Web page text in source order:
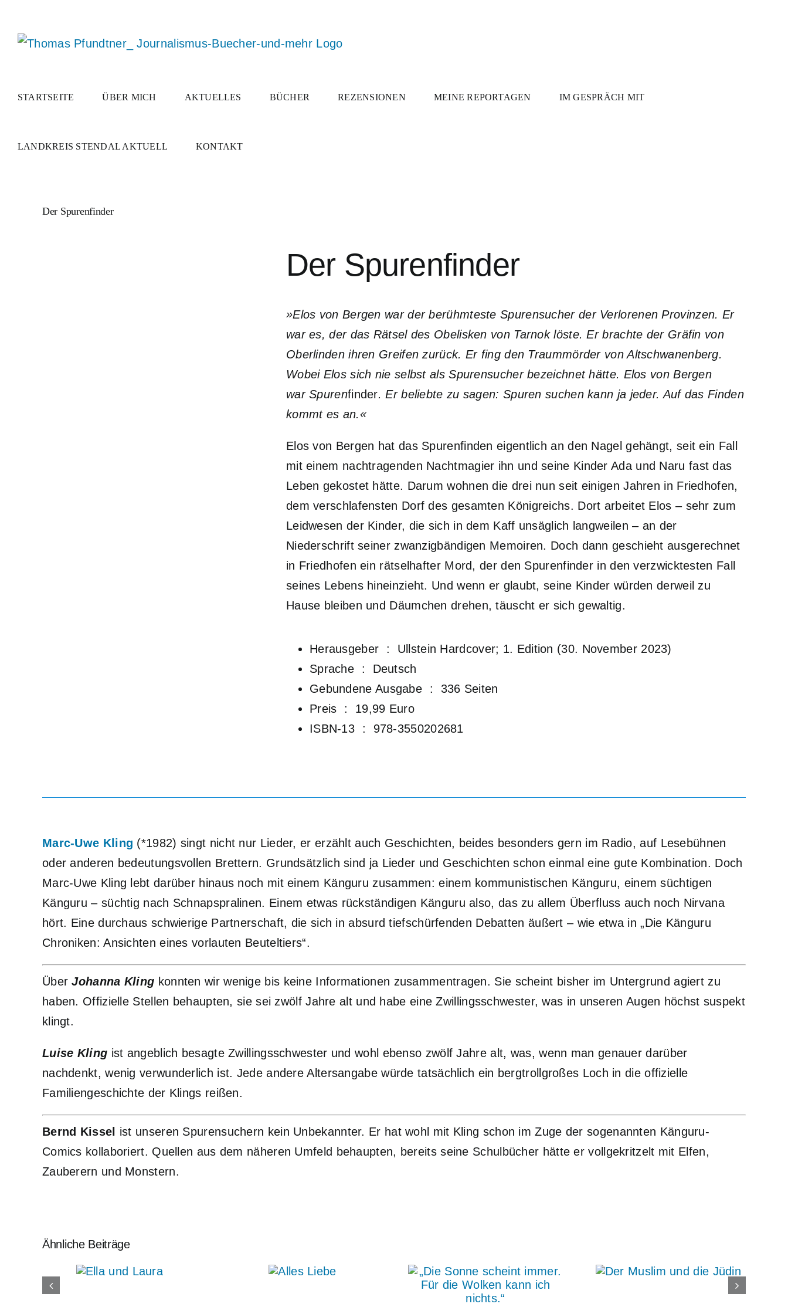
springen
STARTSEITE ÜBER MICH AKTUELLES BÜCHER REZENSIONEN MEINE REPORTAGEN IM GESPRÄCH MIT
LANDKREIS STENDAL AKTUELL KONTAKT
Der Spurenfinder
Der Spurenfinder
»Elos von Bergen war der berühmteste Spurensucher der Verlorenen Provinzen. Er
war es, der das Rätsel des Obelisken von Tarnok löste. Er brachte der Gräfin von
Oberlinden ihren Greifen zurück. Er fing den Traummörder von Altschwanenberg.
Wobei Elos sich nie selbst als Spurensucher bezeichnet hätte. Elos von Bergen
warSpurenfinder. Er beliebte zu sagen: Spuren suchen kann ja jeder. Auf das Finden
kommt es an.«
Elos von Bergen hat das Spurenfinden eigentlich an den Nagel gehängt, seit ein Fall
mit einem nachtragenden Nachtmagier ihn und seine Kinder Ada und Naru fast das
Leben gekostet hätte. Darum wohnen die drei nun seit einigen Jahren in Friedhofen,
dem verschlafensten Dorf des gesamten Königreichs. Dort arbeitet Elos – sehr zum
Leidwesen der Kinder, die sich in dem Kaff unsäglich langweilen – an der
Niederschrift seiner zwanzigbändigen Memoiren. Doch dann geschieht ausgerechnet
in Friedhofen ein rätselhafter Mord, der den Spurenfinder in den verzwicktesten Fall
seines Lebens hineinzieht. Und wenn er glaubt, seine Kinder würden derweil zu
Hause bleiben und Däumchen drehen, täuscht er sich gewaltig.
Herausgeber ‏ : ‎ Ullstein Hardcover; 1. Edition (30. November 2023)
Sprache ‏ : ‎ Deutsch
Gebundene Ausgabe ‏ : ‎ 336 Seiten
Preis ‏ : ‎ 19,99 Euro
ISBN-13 ‏ : ‎ 978-3550202681
Marc-Uwe Kling (*1982) singt nicht nur Lieder, er erzählt auch Geschichten, beides besonders gern im Radio, auf Lesebühnen
oder anderen bedeutungsvollen Brettern. Grundsätzlich sind ja Lieder und Geschichten schon einmal eine gute Kombination. Doch
Marc-Uwe Kling lebt darüber hinaus noch mit einem Känguru zusammen: einem kommunistischen Känguru, einem süchtigen
Känguru – süchtig nach Schnapspralinen. Einem etwas rückständigen Känguru also, das zu allem Überfluss auch noch Nirvana
hört. Eine durchaus schwierige Partnerschaft, die sich in absurd tiefschürfenden Debatten äußert – wie etwa in „Die Känguru
Chroniken: Ansichten eines vorlauten Beuteltiers“.
ÜberJohanna Kling konnten wir wenige bis keine Informationen zusammentragen. Sie scheint bisher im Untergrund agiert zu
haben. Offizielle Stellen behaupten, sie sei zwölf Jahre alt und habe eine Zwillingsschwester, was in unseren Augen höchst suspekt
klingt.
Luise Kling ist angeblich besagte Zwillingsschwester und wohl ebenso zwölf Jahre alt, was, wenn man genauer darüber
nachdenkt, wenig verwunderlich ist. Jede andere Altersangabe würde tatsächlich ein bergtrollgroßes Loch in die offizielle
Familiengeschichte der Klings reißen.
Bernd Kissel
ist unseren Spurensuchern kein Unbekannter. Er hat wohl mit Kling schon im Zuge der sogenannten Känguru-
Comics kollaboriert. Quellen aus dem näheren Umfeld behaupten, bereits seine Schulbücher hätte er vollgekritzelt mit Elfen,
Zauberern und Monstern.
Ähnliche Beiträge